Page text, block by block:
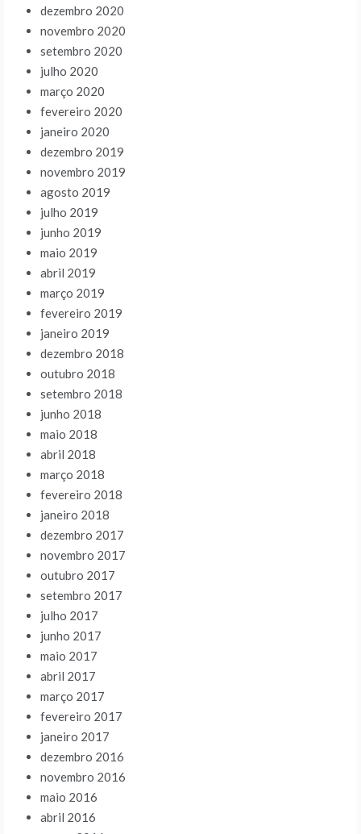
dezembro 2020
novembro 2020
setembro 2020
julho 2020
março 2020
fevereiro 2020
janeiro 2020
dezembro 2019
novembro 2019
agosto 2019
julho 2019
junho 2019
maio 2019
abril 2019
março 2019
fevereiro 2019
janeiro 2019
dezembro 2018
outubro 2018
setembro 2018
junho 2018
maio 2018
abril 2018
março 2018
fevereiro 2018
janeiro 2018
dezembro 2017
novembro 2017
outubro 2017
setembro 2017
julho 2017
junho 2017
maio 2017
abril 2017
março 2017
fevereiro 2017
janeiro 2017
dezembro 2016
novembro 2016
maio 2016
abril 2016